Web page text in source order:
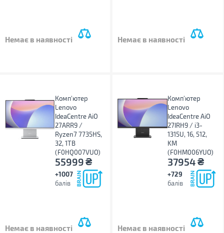
Немає в наявності Немає в наявності
Комп'ютер
Lenovo
IdeaCentre AiO
27ARR9 /
Ryzen7 7735HS,
32, 1TB
(F0HQ007VUO)
55999₴
+1007
балів
Немає в наявності
Комп'ютер
Lenovo
IdeaCentre AiO
27IRH9 / i3-
1315U, 16, 512,
KM
(F0HM006YUO)
37954₴
+729
балів
Немає в наявності